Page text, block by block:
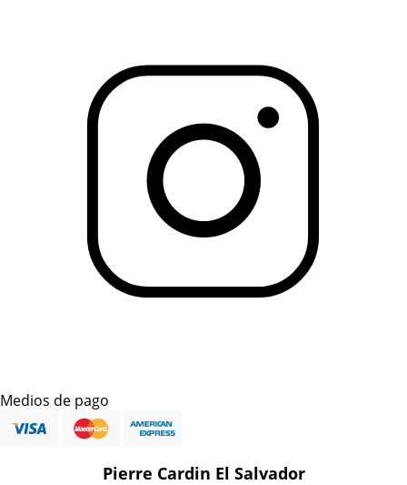
Medios de pago
Pierre Cardin El Salvador